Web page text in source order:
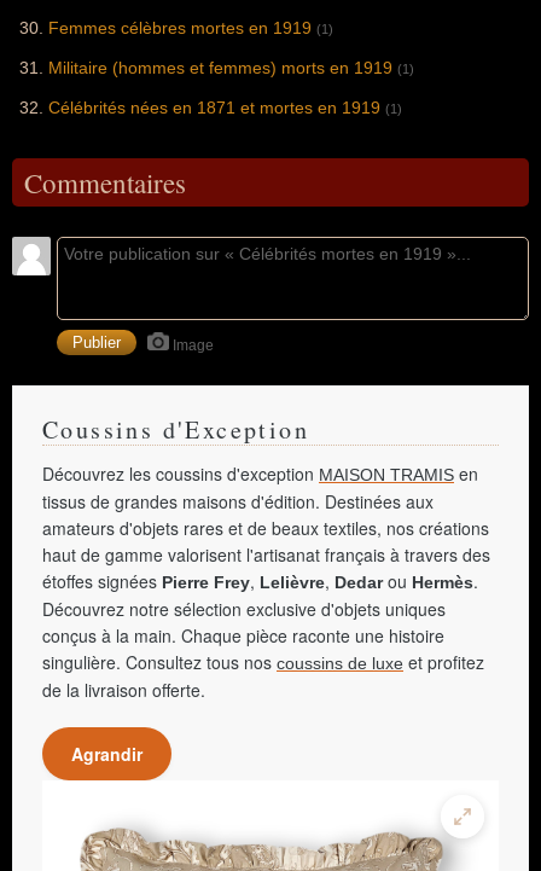
Femmes célèbres mortes en 1919 (1)
Militaire (hommes et femmes) morts en 1919 (1)
Célébrités nées en 1871 et mortes en 1919 (1)
Commentaires
Image
Coussins d'Exception
Découvrez les coussins d'exception MAISON TRAMIS en
tissus de grandes maisons d'édition. Destinées aux
amateurs d'objets rares et de beaux textiles, nos créations
haut de gamme valorisent l'artisanat français à travers des
étoffes signées Pierre Frey, Lelièvre, Dedarou Hermès.
Découvrez notre sélection exclusive d'objets uniques
conçus à la main. Chaque pièce raconte une histoire
singulière. Consultez tous nos coussins de luxe et profitez
de la livraison offerte.
Agrandir